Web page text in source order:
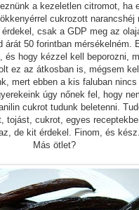
a kezeletlen citromot, ha
cukrozott narancshéj
csak a GDP meg az
árát 50 forintban mérsékelném.
és hogy kézzel kell beporozni,
ez az átkosban is, mégsem
mert ebben a kis faluban
úgy nőnek fel, hogy
cukrot tudunk beletenni.
tojást, cukrot, egyes
de kit érdekel. Finom, és kész.
Más ötlet?